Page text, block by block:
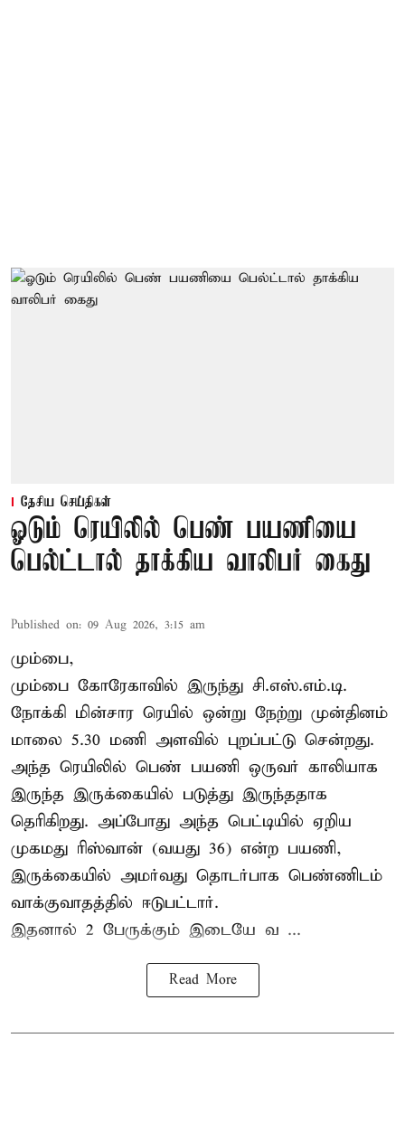
தேசிய செய்திகள்
ஓடும் ரெயிலில் பெண் பயணியை
பெல்ட்டால் தாக்கிய வாலிபர் கைது
Published on: 09 Aug 2026, 3:15 am
மும்பை,
மும்பை கோரேகாவில் இருந்து சி.எஸ்.எம்.டி.
நோக்கி மின்சார ரெயில் ஒன்று நேற்று முன்தினம்
மாலை 5.30 மணி அளவில் புறப்பட்டு சென்றது.
அந்த ரெயிலில் பெண் பயணி ஒருவர் காலியாக
இருந்த இருக்கையில் படுத்து இருந்ததாக
தெரிகிறது. அப்போது அந்த பெட்டியில் ஏறிய
முகமது ரிஸ்வான் (வயது 36) என்ற பயணி,
இருக்கையில் அமர்வது தொடர்பாக பெண்ணிடம்
வாக்குவாதத்தில் ஈடுபட்டார்.
இதனால் 2 பேருக்கும் இடையே வ ...
Read More